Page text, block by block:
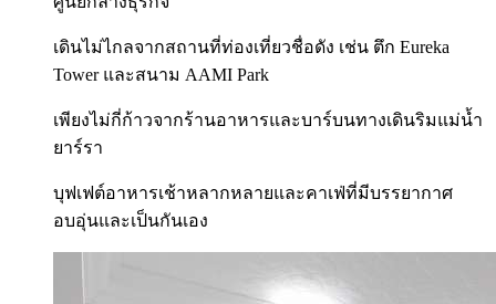
เดินไม่ไกลจากสถานที่ท่องเที่ยวชื่อดัง เช่น ตึก Eureka
Tower และสนาม AAMI Park
เพียงไม่กี่ก้าวจากร้านอาหารและบาร์บนทางเดินริมแม่น้ำ
ยาร์รา
บุฟเฟต์อาหารเช้าหลากหลายและคาเฟ่ที่มีบรรยากาศ
อบอุ่นและเป็นกันเอง